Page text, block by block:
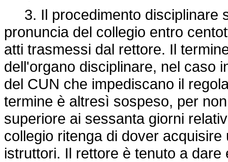
3. Il procedimento disciplinare
pronuncia del collegio entro
atti trasmessi dal rettore. Il
dell'organo disciplinare, nel caso
del CUN che impediscano il
termine è altresì sospeso, per
superiore ai sessanta giorni
collegio ritenga di dover
istruttori. Il rettore è tenuto a